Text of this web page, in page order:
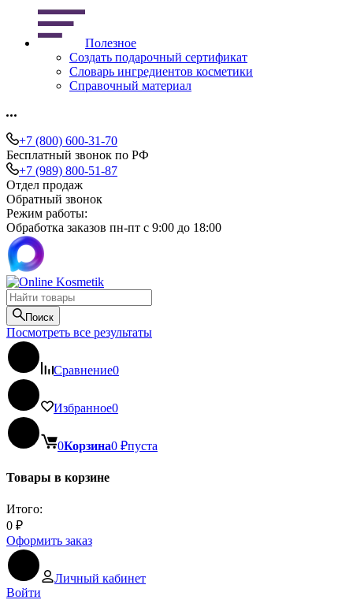
Полезное
Создать подарочный сертификат
Словарь ингредиентов косметики
Справочный материал
+7 (800) 600-31-70
Бесплатный звонок по РФ
+7 (989) 800-51-87
Отдел продаж
Обратный звонок
Режим работы:
Обработка заказов пн-пт с 9:00 до 18:00
Поиск
Посмотреть все результаты
Сравнение0
Избранное0
0Корзина0 ₽пуста
Товары в корзине
Итого:
0 ₽
Оформить заказ
Личный кабинет
Войти